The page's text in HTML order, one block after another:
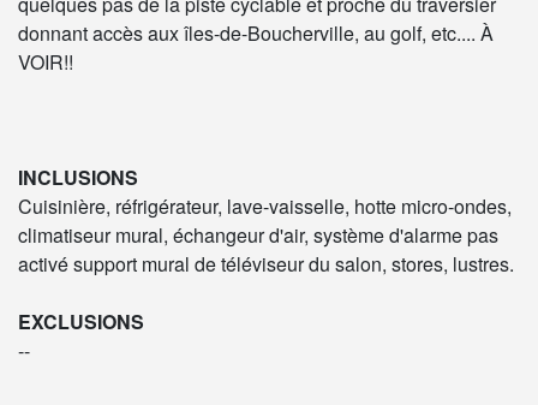
donnant accès aux îles-de-Boucherville, au golf, etc.... À
VOIR!!
INCLUSIONS
Cuisinière, réfrigérateur, lave-vaisselle, hotte micro-ondes,
climatiseur mural, échangeur d'air, système d'alarme pas
activé support mural de téléviseur du salon, stores, lustres.
EXCLUSIONS
--